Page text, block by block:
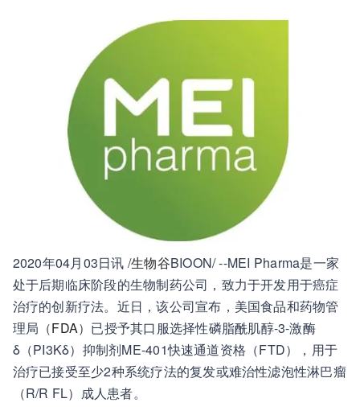
2020年04月03日讯 /生物谷BIOON/ --MEI Pharma是一家
处于后期临床阶段的生物制药公司，致力于开发用于癌症
治疗的创新疗法。近日，该公司宣布，美国食品和药物管
理局（FDA）已授予其口服选择性磷脂酰肌醇-3-激酶
δ（PI3Kδ）抑制剂ME-401快速通道资格（FTD），用于
治疗已接受至少2种系统疗法的复发或难治性滤泡性淋巴瘤
（R/R FL）成人患者。